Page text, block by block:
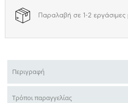
Παραλαβή σε 1-2 εργάσιμες
Περιγραφή
Τρόποι παραγγελίας